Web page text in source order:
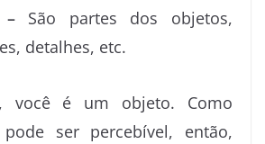
–São partes dos objetos,
detalhes, etc.
você é um objeto. Como
ser percebível, então,